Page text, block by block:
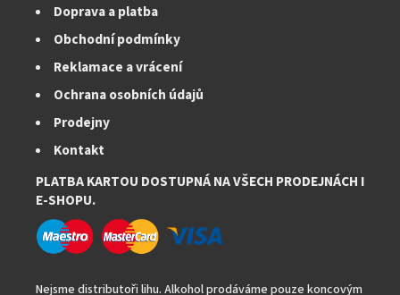
Doprava a platba
Obchodní podmínky
Reklamace a vrácení
Ochrana osobních údajů
Prodejny
Kontakt
PLATBA KARTOU DOSTUPNÁ NA VŠECH PRODEJNÁCH I
E-SHOPU.
Nejsme distributoři lihu. Alkohol prodáváme pouze koncovým